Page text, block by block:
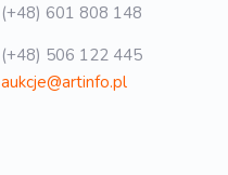
(+48) 601 808 148
(+48) 506 122 445
aukcje@artinfo.pl